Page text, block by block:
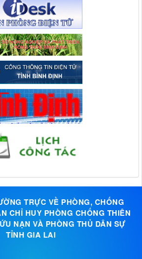
TRỰC VỀ PHÒNG, CHỐNG
CHỈ HUY PHÒNG CHỐNG THIÊN
NẠN VÀ PHÒNG THỦ DÂN SỰ
TỈNH GIA LAI